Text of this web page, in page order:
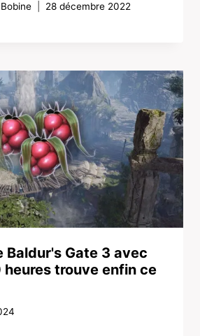
28 décembre 2022
Baldur's Gate 3 avec
trouve enfin ce